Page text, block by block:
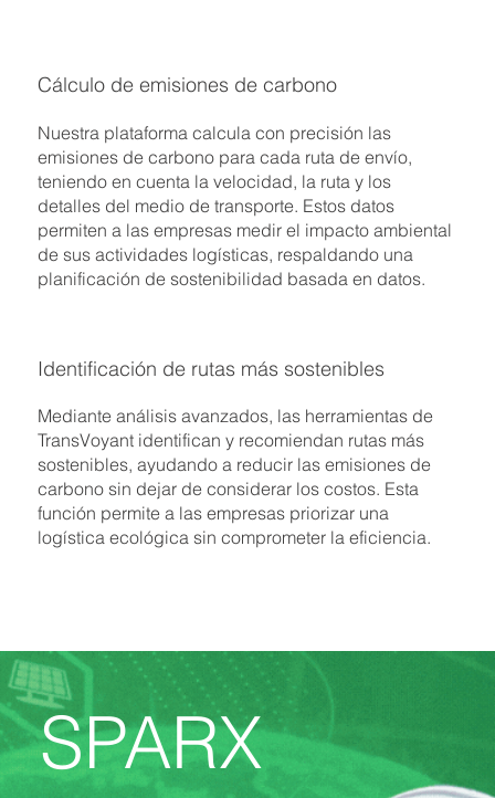
Cálculo de emisiones de carbono
Nuestra plataforma calcula con precisión las
emisiones de carbono para cada ruta de envío,
teniendo en cuenta la velocidad, la ruta y los
detalles del medio de transporte. Estos datos
permiten a las empresas medir el impacto ambiental
de sus actividades logísticas, respaldando una
planificación de sostenibilidad basada en datos.
Identificación de rutas más sostenibles
Mediante análisis avanzados, las herramientas de
TransVoyant identifican y recomiendan rutas más
sostenibles, ayudando a reducir las emisiones de
carbono sin dejar de considerar los costos. Esta
función permite a las empresas priorizar una
logística ecológica sin comprometer la eficiencia.
SPARX